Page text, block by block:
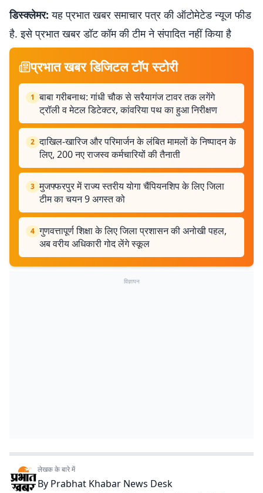
डिस्क्लेमर: यह प्रभात खबर समाचार पत्र की ऑटोमेटेड न्यूज फीड
है. इसे प्रभात खबर डॉट कॉम की टीम ने संपादित नहीं किया है
प्रभात खबर डिजिटल टॉप स्टोरी
1 बाबा गरीबनाथ: गांधी चौक से सरैयागंज टावर तक लगेंगे
ट्रॉली व मेटल डिटेक्टर, कांवरिया पथ का हुआ निरीक्षण
2 दाखिल-खारिज और परिमार्जन के लंबित मामलों के निष्पादन के
लिए, 200 नए राजस्व कर्मचारियों की तैनाती
3 मुजफ्फरपुर में राज्य स्तरीय योगा चैंपियनशिप के लिए जिला
टीम का चयन 9 अगस्त को
4 गुणवत्तापूर्ण शिक्षा के लिए जिला प्रशासन की अनोखी पहल,
अब वरीय अधिकारी गोद लेंगे स्कूल
विज्ञापन
लेखक के बारे में
By Prabhat Khabar News Desk